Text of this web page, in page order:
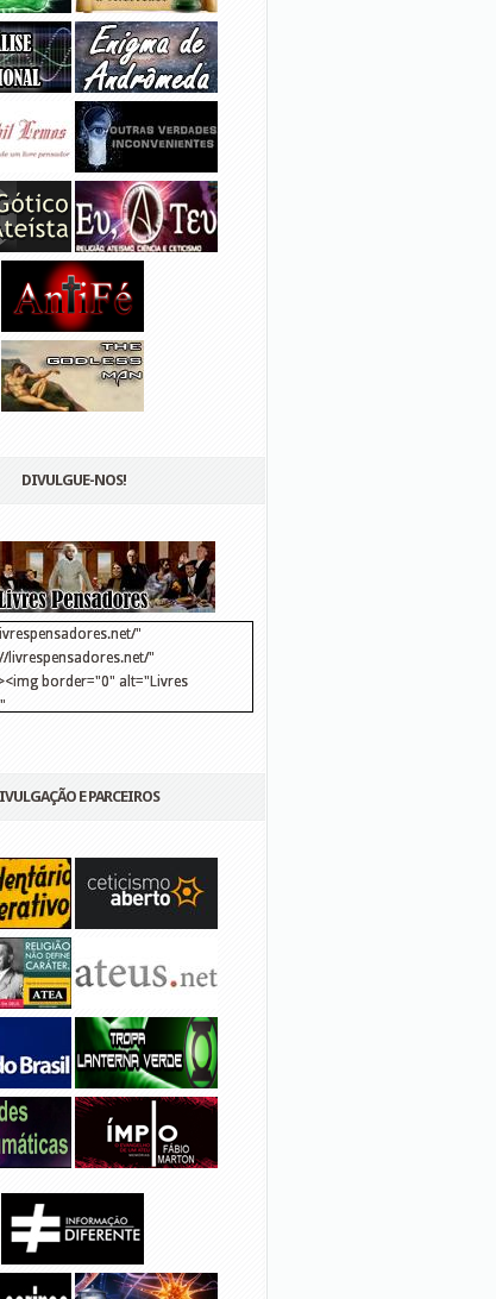
DIVULGUE-NOS!
"
livrespensadores.net/"
border="0" alt="Livres
_25pDjsdjolQ/TNSgK1CylTI/AAAAAAAAAFk/u8d6kvYMhVc/
E PARCEIROS